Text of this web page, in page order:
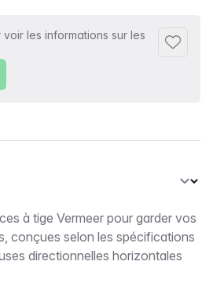
voir les informations sur les
Ajouter
à tige Vermeer pour garder vos
conçues selon les spécifications
directionnelles horizontales